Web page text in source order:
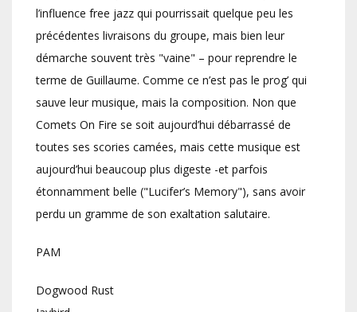
l’influence free jazz qui pourrissait quelque peu les
précédentes livraisons du groupe, mais bien leur
démarche souvent très "vaine" – pour reprendre le
terme de Guillaume. Comme ce n’est pas le prog’ qui
sauve leur musique, mais la composition. Non que
Comets On Fire se soit aujourd’hui débarrassé de
toutes ses scories camées, mais cette musique est
aujourd’hui beaucoup plus digeste -et parfois
étonnamment belle ("Lucifer’s Memory"), sans avoir
perdu un gramme de son exaltation salutaire.
PAM
Dogwood Rust